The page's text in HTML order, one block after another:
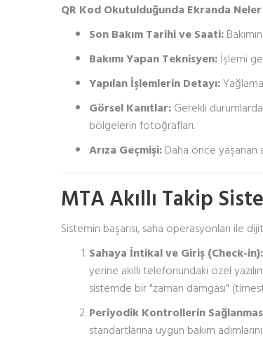
QR Kod Okutulduğunda Ekranda
Son Bakım Tarihi ve Saati:
Bakımı Yapan Teknisyen: İşlemi
Yapılan İşlemlerin Detayı:
Görsel Kanıtlar: Gerekli
bölgelerin fotoğrafları.
Arıza Geçmişi: Daha önce yaşanan
MTA Akıllı Takip
Sistemin başarısı, saha operasyonları ile
Sahaya İntikal ve Giriş (Check-in):
yerine akıllı telefonundaki özel
sistemde bir "zaman damgası"
Periyodik Kontrollerin
standartlarına uygun bakım